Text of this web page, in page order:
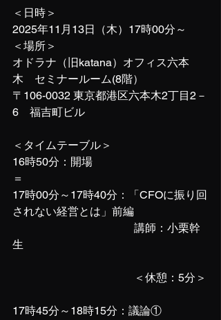
＜日時＞
2025年11月13日（木）17時00分～
＜場所＞
オドラナ（旧katana）オフィス六本
木　セミナールーム(8階）
〒106-0032 東京都港区六本木2丁目2－
6　福吉町ビル
＜タイムテーブル＞
16時50分：開場
＝
17時00分～17時40分：「CFOに振り回
されない経営とは」前編
講師：小栗幹
生
＜休憩：5分＞
17時45分～18時15分：議論①